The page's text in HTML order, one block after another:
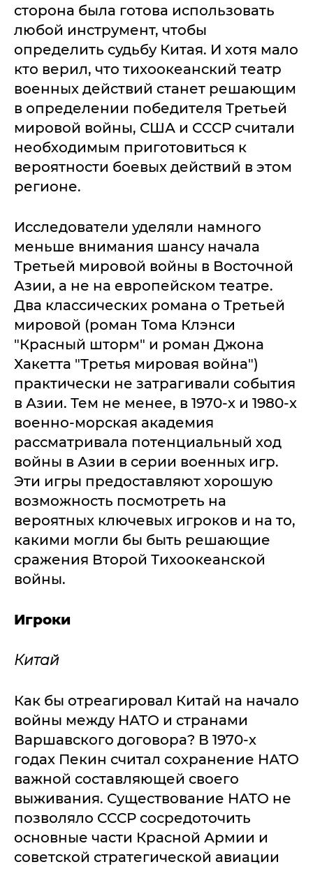
сторона была готова использовать
любой инструмент, чтобы
определить судьбу Китая. И хотя мало
кто верил, что тихоокеанский театр
военных действий станет решающим
в определении победителя Третьей
мировой войны, США и СССР считали
необходимым приготовиться к
вероятности боевых действий в этом
регионе.
Исследователи уделяли намного
меньше внимания шансу начала
Третьей мировой войны в Восточной
Азии, а не на европейском театре.
Два классических романа о Третьей
мировой (роман Тома Клэнси
"Красный шторм" и роман Джона
Хакетта "Третья мировая война")
практически не затрагивали события
в Азии. Тем не менее, в 1970-х и 1980-х
военно-морская академия
рассматривала потенциальный ход
войны в Азии в серии военных игр.
Эти игры предоставляют хорошую
возможность посмотреть на
вероятных ключевых игроков и на то,
какими могли бы быть решающие
сражения Второй Тихоокеанской
войны.
Игроки
Китай
Как бы отреагировал Китай на начало
войны между НАТО и странами
Варшавского договора? В 1970-х
годах Пекин считал сохранение НАТО
важной составляющей своего
выживания. Существование НАТО не
позволяло СССР сосредоточить
основные части Красной Армии и
советской стратегической авиации